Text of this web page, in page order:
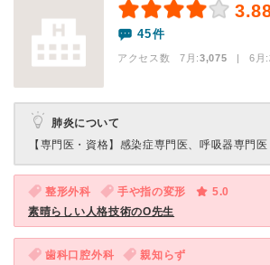
45件
アクセス数 7月:3,075 | 6月:
肺炎について
【専門医・資格】 感染症専門医、呼吸器専門医
整形外科 手や指の変形
5.0
素晴らしい人格技術のO先生
歯科口腔外科
親知らず